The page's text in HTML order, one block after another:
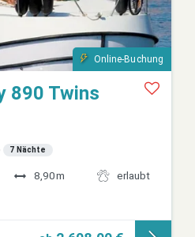
Online-Buchung
890 Twins
7 Nächte
8,90m erlaubt